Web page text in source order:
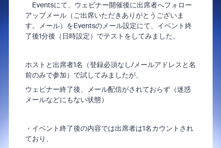
Eventsにて、ウェビナー開催後に出席者へフォロー
アップメール（ご出席いただきありがとうございま
す。メール）をEventsのメール設定にて、イベント終
了後1分後（日時設定）でテストをしてみました。
ホストと出席者1名（登録必須なし/メールアドレスと名
前のみで参加）で試してみましたが、
ウェビナー終了後、メール配信がされておらず（迷惑
メールなどにもない状態）
・イベント終了後の内容では出席者は1名カウントされ
ており、